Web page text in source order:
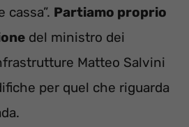
Partiamo proprio
del ministro dei
Matteo Salvini
per quel che riguarda